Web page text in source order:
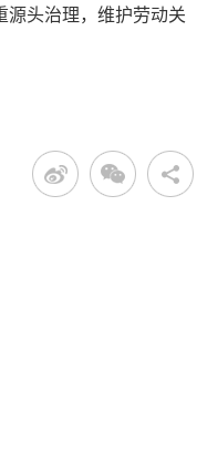
源头治理，维护劳动关